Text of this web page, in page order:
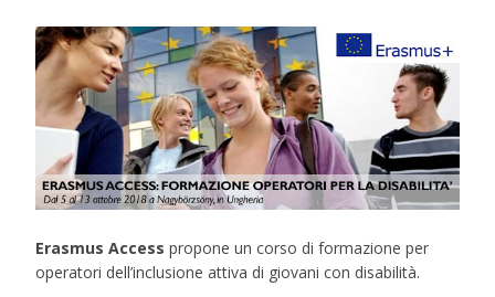
Erasmus Access propone un corso di formazione per
operatori dell’inclusione attiva di giovani con disabilità.